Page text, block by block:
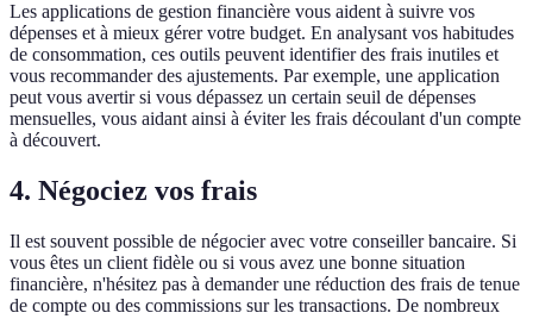
Les applications de gestion financière vous aident à suivre vos
dépenses et à mieux gérer votre budget. En analysant vos habitudes
de consommation, ces outils peuvent identifier des frais inutiles et
vous recommander des ajustements. Par exemple, une application
peut vous avertir si vous dépassez un certain seuil de dépenses
mensuelles, vous aidant ainsi à éviter les frais découlant d'un compte
à découvert.
4. Négociez vos frais
Il est souvent possible de négocier avec votre conseiller bancaire. Si
vous êtes un client fidèle ou si vous avez une bonne situation
financière, n'hésitez pas à demander une réduction des frais de tenue
de compte ou des commissions sur les transactions. De nombreux